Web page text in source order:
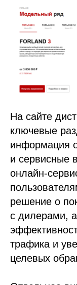
На сайте
ключевые
информация
и сервисные
онлайн-
решение о
с дилерами,
трафика и
целевых